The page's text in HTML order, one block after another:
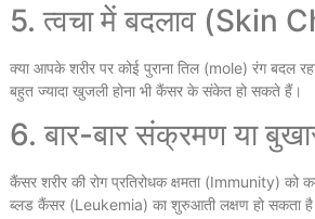
5. त्वचा में बदलाव (Skin
क्या आपके शरीर पर कोई पुराना तिल (mole) रंग बदल
बहुत ज्यादा खुजली होना भी कैंसर के संकेत हो सकते हैं।
6. बार-बार संक्रमण या
कैंसर शरीर की रोग प्रतिरोधक क्षमता (Immunity) को
ब्लड कैंसर (Leukemia) का शुरुआती लक्षण हो सकता